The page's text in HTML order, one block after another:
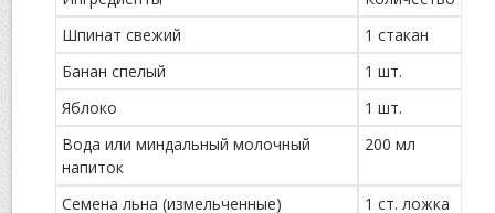
Шпинат свежий
1 стакан
Банан спелый
1 шт.
Яблоко
1 шт.
Вода или миндальный молочный
напиток
200 мл
Семена льна (измельченные)
1 ст. ложка